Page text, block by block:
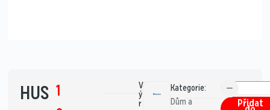
HUS 1
V
ý
r
Kategorie:
Dům a
Přidat